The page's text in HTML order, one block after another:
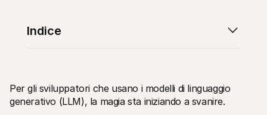
Scopri il nostro Programma di partnership per agenzie
Per gli sviluppatori che usano i modelli di linguaggio
generativo (LLM), la magia sta iniziando a svanire.
Indice